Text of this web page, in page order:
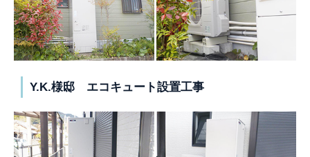
Y.K.様邸 エコキュート設置工事